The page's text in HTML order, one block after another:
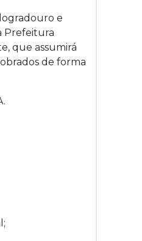
e
Prefeitura
que assumirá
de forma